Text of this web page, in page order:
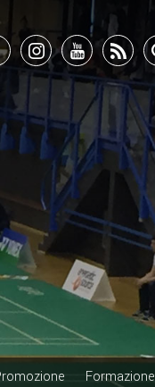
Formazione